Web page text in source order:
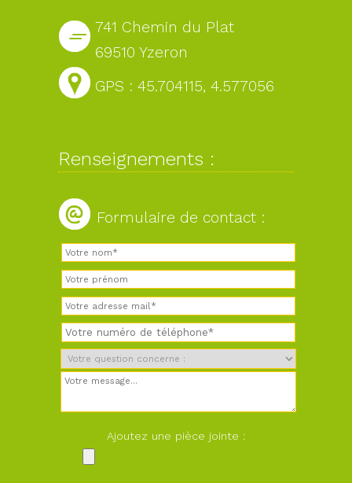
741 Chemin du Plat
69510 Yzeron
GPS : 45.704115, 4.577056
Renseignements :
Formulaire de contact :
Ajoutez une pièce jointe :